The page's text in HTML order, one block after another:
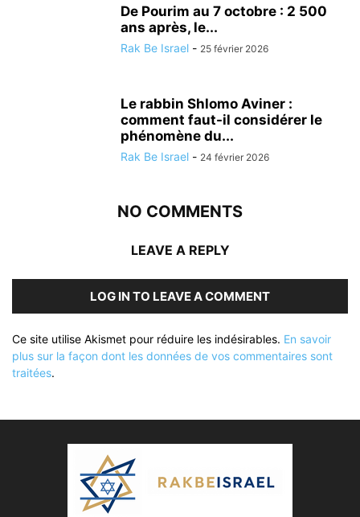
De Pourim au 7 octobre : 2 500
ans après, le...
Rak Be Israel - 25 février 2026
Le rabbin Shlomo Aviner :
comment faut-il considérer le
phénomène du...
Rak Be Israel - 24 février 2026
NO COMMENTS
LEAVE A REPLY
LOG IN TO LEAVE A COMMENT
Ce site utilise Akismet pour réduire les indésirables. En savoir
plus sur la façon dont les données de vos commentaires sont
traitées.